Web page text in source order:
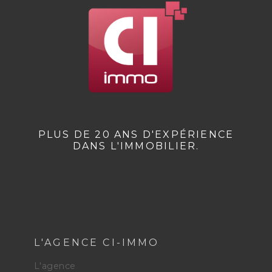
PLUS DE 20 ANS D'EXPÉRIENCE
DANS L'IMMOBILIER.
L'AGENCE CI-IMMO
L'agence